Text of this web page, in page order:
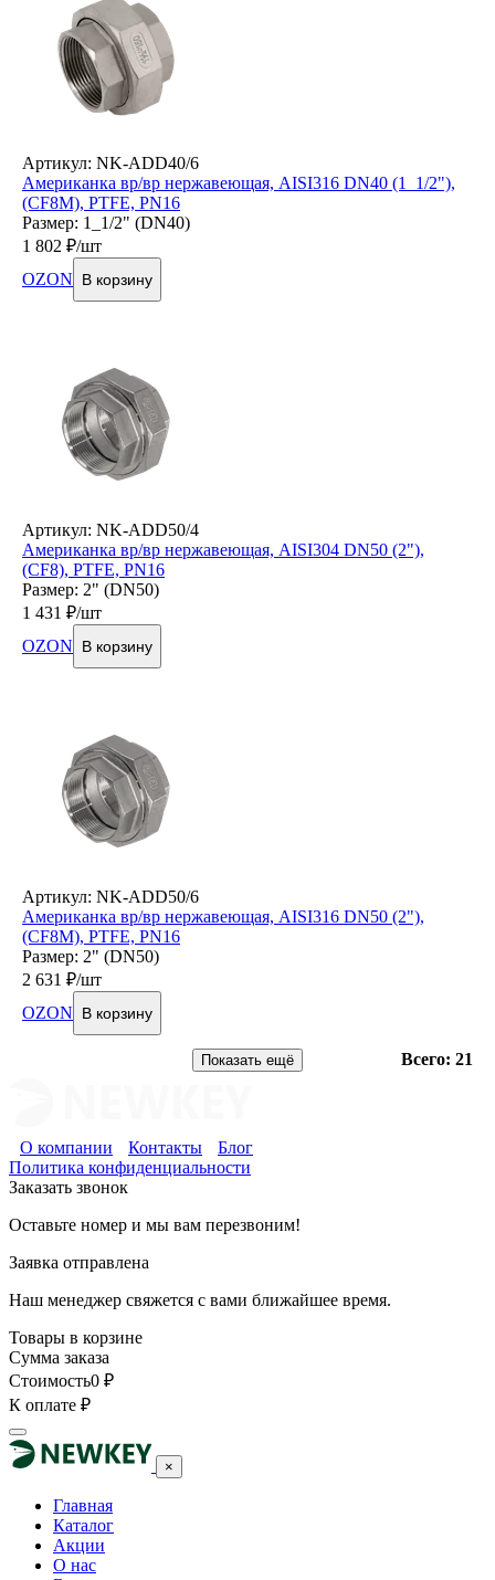
Артикул: NK-ADD40/6
Американка вр/вр нержавеющая, AISI316 DN40 (1_1/2"),
(CF8М), PTFE, PN16
Размер: 1_1/2" (DN40)
1 802 ₽/шт
OZON
В корзину
Артикул: NK-ADD50/4
Американка вр/вр нержавеющая, AISI304 DN50 (2"),
(CF8), PTFE, PN16
Размер: 2" (DN50)
1 431 ₽/шт
OZON
В корзину
Артикул: NK-ADD50/6
Американка вр/вр нержавеющая, AISI316 DN50 (2"),
(CF8М), PTFE, PN16
Размер: 2" (DN50)
2 631 ₽/шт
OZON
В корзину
Показать ещё Всего: 21
О компании Контакты
Блог
Политика конфиденциальности
Заказать звонок
Оставьте номер и мы вам перезвоним!
Заявка отправлена
Наш менеджер свяжется с вами ближайшее время.
Товары в корзине
Сумма заказа
Стоимость0 ₽
К оплате ₽
×
Главная
Каталог
Акции
О нас